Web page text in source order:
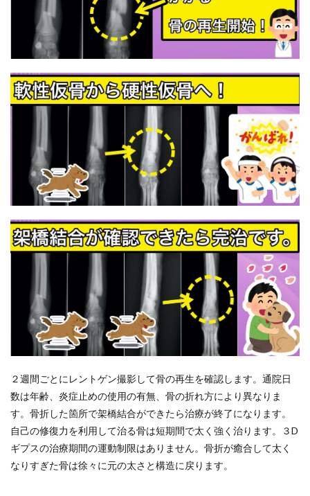
２週間ごとにレントゲン撮影して骨の再生を確認します。通院日
数は年齢、炎症止めの使用の有無、骨の折れ方により異なりま
す。骨折した箇所で架橋結合ができたら治療が終了になります。
自己の修復力を利用して治る骨は短期間で太く強く治ります。３D
ギプスの治療期間の運動制限はありません。骨折が癒合して太く
なりすぎた骨は徐々に元の太さと構造に戻ります。